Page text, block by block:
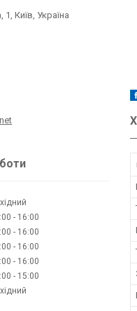
Київ, Україна
16:00
16:00
16:00
16:00
15:00